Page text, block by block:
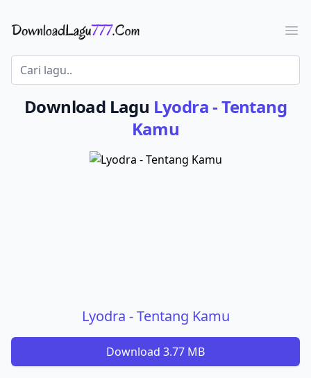
Download Lagu - LaguJoss.com
Download Lagu Lyodra - Tentang
Kamu
Lyodra - Tentang Kamu
Download 3.77 MB